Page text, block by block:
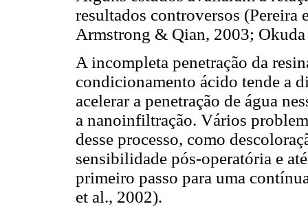
resultados controversos
Armstrong & Qian, 2003;
A incompleta penetração da
condicionamento ácido tende a
acelerar a penetração de água
a nanoinfiltração. Vários
desse processo, como
sensibilidade pós-operatória e
primeiro passo para uma
et al., 2002).